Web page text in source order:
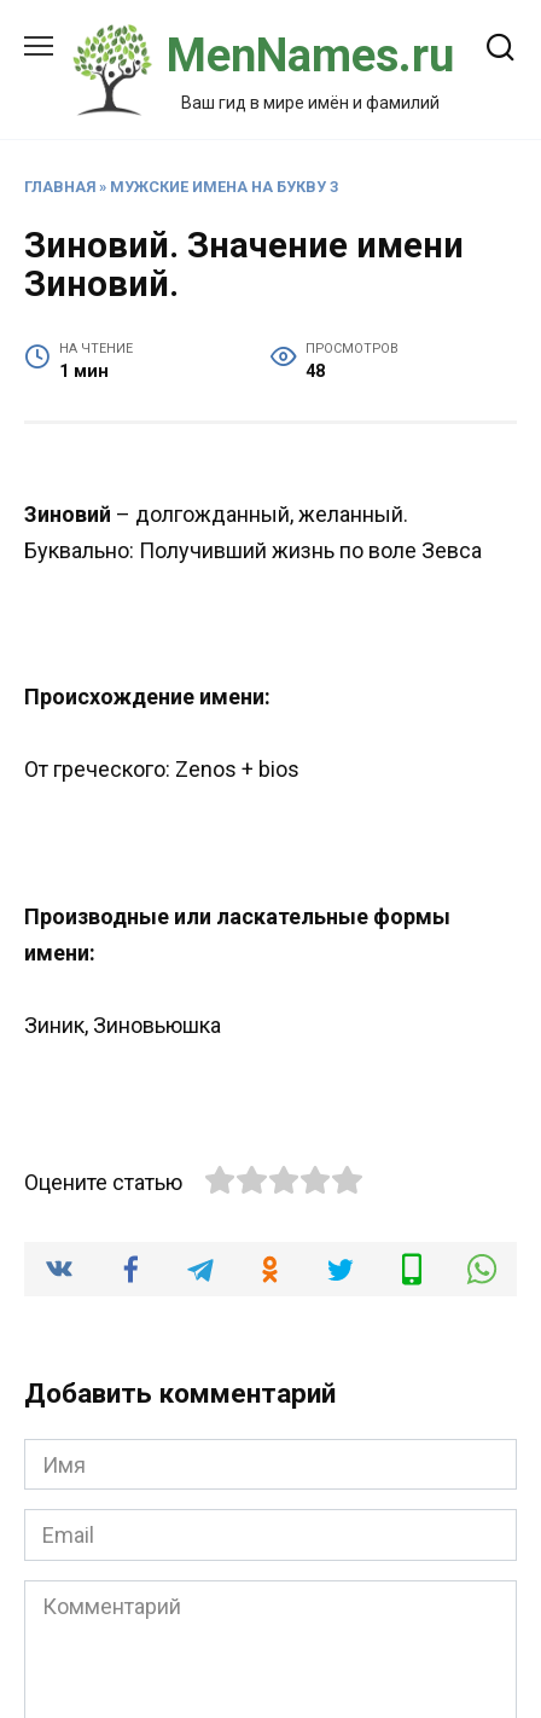
содержанию
MenNames.ru
Ваш гид в мире имён и фамилий
ГЛАВНАЯ » МУЖСКИЕ ИМЕНА НА БУКВУ З
Зиновий. Значение имени
Зиновий.
НА ЧТЕНИЕ
1 мин
ПРОСМОТРОВ
48
Зиновий – долгожданный, желанный.
Буквально: Получивший жизнь по воле Зевса
Происхождение имени:
От греческого: Zenos + bios
Производные или ласкательные формы
имени:
Зиник, Зиновьюшка
Оцените статью
Добавить комментарий
Имя
*
Email
*
Комментарий